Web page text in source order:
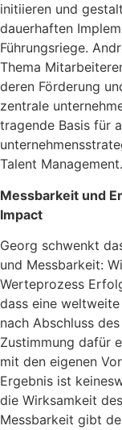
initiieren und
dauerhaften
Führungsriege.
Thema
deren Förderung
zentrale
tragende Basis für
Talent Management.
Messbarkeit und
Impact
Georg schwenkt
und Messbarkeit:
Werteprozess
dass eine
nach Abschluss
Zustimmung dafür
mit den eigenen
Ergebnis ist
die Wirksamkeit
Messbarkeit gibt